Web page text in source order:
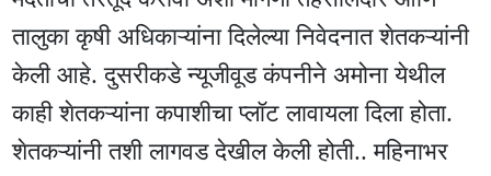
तालुका कृषी अधिकाऱ्यांना दिलेल्या निवेदनात शेतकऱ्यांनी
केली आहे. दुसरीकडे न्यूजीवूड कंपनीने अमोना येथील
काही शेतकऱ्यांना कपाशीचा प्लॉट लावायला दिला होता.
शेतकऱ्यांनी तशी लागवड देखील केली होती.. महिनाभर